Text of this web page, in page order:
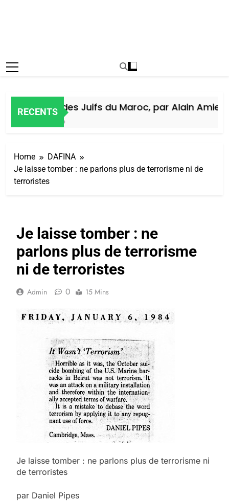
RECENTS
Histoire des Juifs du Maroc, par Alain Amiel
Home
DAFINA
Je laisse tomber : ne parlons plus de terrorisme ni de
terroristes
Je laisse tomber : ne
parlons plus de terrorisme
ni de terroristes
Admin 0 15 Mins
Je laisse tomber : ne parlons plus de terrorisme ni
de terroristes
par Daniel Pipes